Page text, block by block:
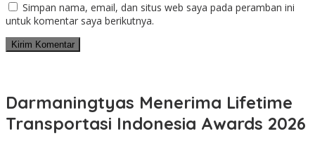
Simpan nama, email, dan situs web saya pada peramban ini
untuk komentar saya berikutnya.
Darmaningtyas Menerima Lifetime
Transportasi Indonesia Awards 2026